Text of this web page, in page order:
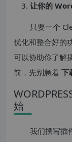
让你的
只要一个
优化和整合好的
可以协助你了解
前，先别急着 下
始
我们撰写插